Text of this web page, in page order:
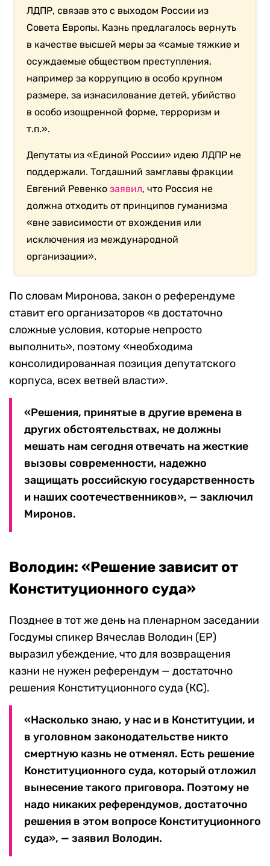
ЛДПР, связав это с выходом России из
Совета Европы. Казнь предлагалось вернуть
в качестве высшей меры за «самые тяжкие и
осуждаемые обществом преступления,
например за коррупцию в особо крупном
размере, за изнасилование детей, убийство
в особо изощренной форме, терроризм и
т.п.».
Депутаты из «Единой России» идею ЛДПР не
поддержали. Тогдашний замглавы фракции
Евгений Ревенкозаявил, что Россия не
должна отходить от принципов гуманизма
«вне зависимости от вхождения или
исключения из международной
организации».
По словам Миронова, закон о референдуме
ставит его организаторов «в достаточно
сложные условия, которые непросто
выполнить», поэтому «необходима
консолидированная позиция депутатского
корпуса, всех ветвей власти».
«Решения, принятые в другие времена в
других обстоятельствах, не должны
мешать нам сегодня отвечать на жесткие
вызовы современности, надежно
защищать российскую государственность
и наших соотечественников», — заключил
Миронов.
Володин: «Решение зависит от
Конституционного суда»
Позднее в тот же день на пленарном заседании
Госдумы спикер Вячеслав Володин (ЕР)
выразил убеждение, что для возвращения
казни не нужен референдум — достаточно
решения Конституционного суда (КС).
«Насколько знаю, у нас и в Конституции, и
в уголовном законодательстве никто
смертную казнь не отменял. Есть решение
Конституционного суда, который отложил
вынесение такого приговора. Поэтому не
надо никаких референдумов, достаточно
решения в этом вопросе Конституционного
суда», — заявил Володин.